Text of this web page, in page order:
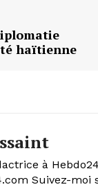
haïtienne
à
Suivez-moi